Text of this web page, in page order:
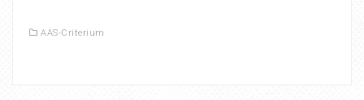
AAS-Criterium